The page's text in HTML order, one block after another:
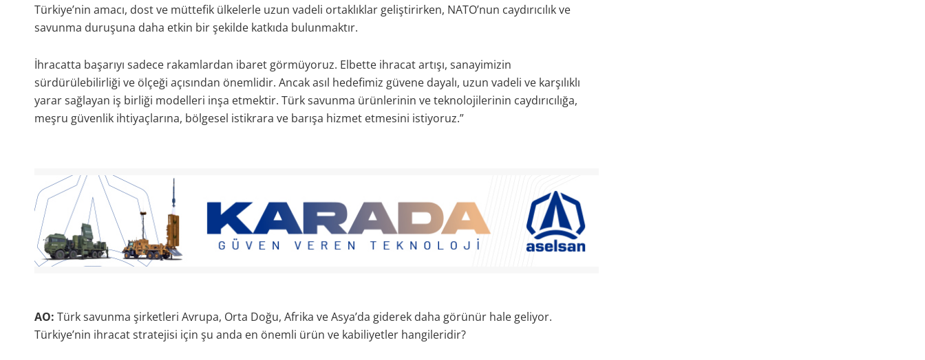
Türkiye’nin amacı, dost ve müttefik ülkelerle uzun vadeli ortaklıklar geliştirirken, NATO’nun caydırıcılık ve
savunma duruşuna daha etkin bir şekilde katkıda bulunmaktır.
İhracatta başarıyı sadece rakamlardan ibaret görmüyoruz. Elbette ihracat artışı, sanayimizin
sürdürülebilirliği ve ölçeği açısından önemlidir. Ancak asıl hedefimiz güvene dayalı, uzun vadeli ve karşılıklı
yarar sağlayan iş birliği modelleri inşa etmektir. Türk savunma ürünlerinin ve teknolojilerinin caydırıcılığa,
meşru güvenlik ihtiyaçlarına, bölgesel istikrara ve barışa hizmet etmesini istiyoruz.”
AO: Türk savunma şirketleri Avrupa, Orta Doğu, Afrika ve Asya’da giderek daha görünür hale geliyor.
Türkiye’nin ihracat stratejisi için şu anda en önemli ürün ve kabiliyetler hangileridir?